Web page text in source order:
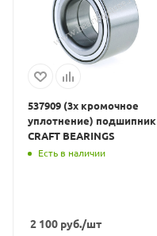
537909 (3х кромочное
уплотнение) подшипник
CRAFT BEARINGS
Есть в наличии
2 100 руб./шт